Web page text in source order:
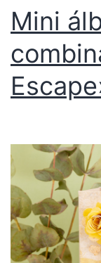
Mini